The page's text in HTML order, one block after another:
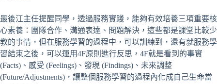
最後江主任提醒同學，透過服務實踐，能夠有效培養三項重要核
心素養：團隊合作、溝通表達、問題解決，這些都是課堂比較少
教的事情，但在服務學習的過程中，可以訓練到，還有就服務學
習結束之後，可以運用4F原則進行反思，4F就是看到的事實
(Facts)、感受 (Feelings)、發現 (Findings)、未來調整
(Future/Adjustments)，讓整個服務學習的過程內化成自己生命當